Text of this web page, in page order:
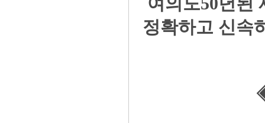
정확하고 신속